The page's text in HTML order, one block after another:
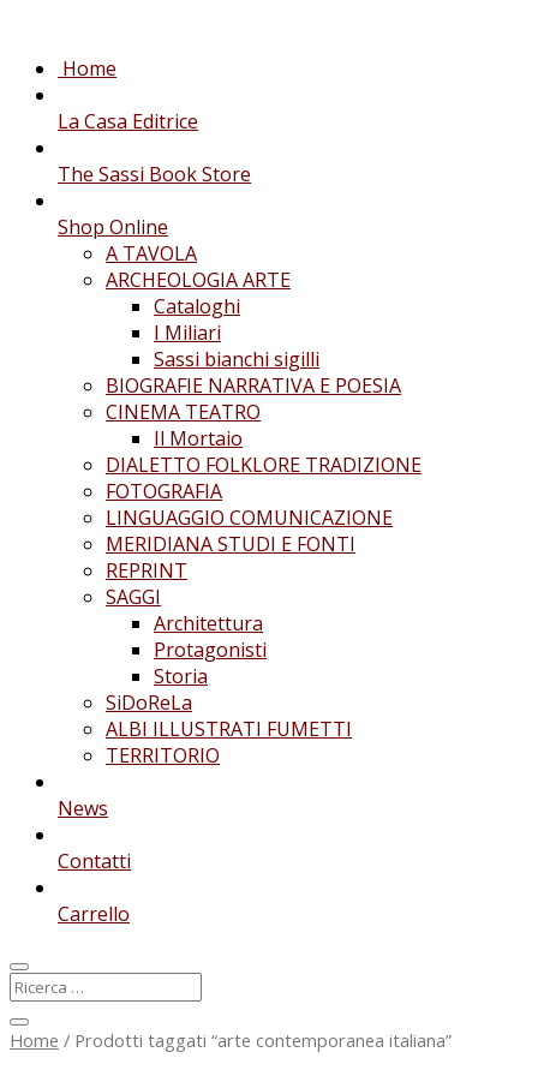
Home
La Casa Editrice
The Sassi Book Store
Shop Online
A TAVOLA
ARCHEOLOGIA ARTE
Cataloghi
I Miliari
Sassi bianchi sigilli
BIOGRAFIE NARRATIVA E POESIA
CINEMA TEATRO
Il Mortaio
DIALETTO FOLKLORE TRADIZIONE
FOTOGRAFIA
LINGUAGGIO COMUNICAZIONE
MERIDIANA STUDI E FONTI
REPRINT
SAGGI
Architettura
Protagonisti
Storia
SiDoReLa
ALBI ILLUSTRATI FUMETTI
TERRITORIO
News
Contatti
Carrello
Home / Prodotti taggati “arte contemporanea italiana”